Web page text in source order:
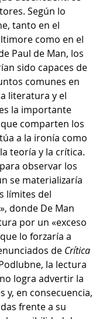
Según lo
tanto en el
como en el
Paul de Man, los
sido capaces de
comunes en
literatura y el
la importante
comparten los
a la ironía como
teoría y la crítica.
observar los
se materializaría
límites del
donde De Man
por un «exceso
lo forzaría a
de Crítica
la lectura
logra advertir la
y, en consecuencia,
frente a su